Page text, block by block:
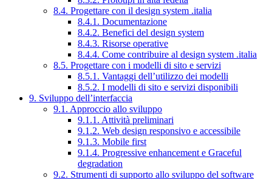
8.4. Progettare con il design system .italia
8.4.1. Documentazione
8.4.2. Benefici del design system
8.4.3. Risorse operative
8.4.4. Come contribuire al design system .italia
8.5. Progettare con i modelli di sito e servizi
8.5.1. Vantaggi dell’utilizzo dei modelli
8.5.2. I modelli di sito e servizi disponibili
9. Sviluppo dell’interfaccia
9.1. Approccio allo sviluppo
9.1.1. Attività preliminari
9.1.2. Web design responsivo e accessibile
9.1.3. Mobile first
9.1.4. Progressive enhancement e Graceful
degradation
9.2. Strumenti di supporto allo sviluppo del software